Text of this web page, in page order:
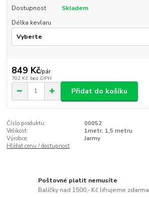
Dostupnost
Skladem
Délka kevlaru
849 Kč/pár
702 Kč bez DPH
Přidat do košíku
Číslo produktu:
00052
Velikost:
1metr, 1,5 metru
Výrobce:
Jarmy
Hlídat cenu / dostupnost
Poštovné platit nemusíte
Balíčky nad 1500,- Kč lifrujeme zdarma